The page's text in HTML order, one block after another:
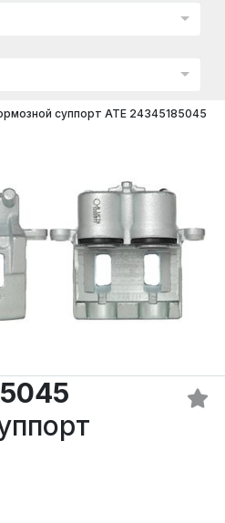
суппорт ATE 24345185045